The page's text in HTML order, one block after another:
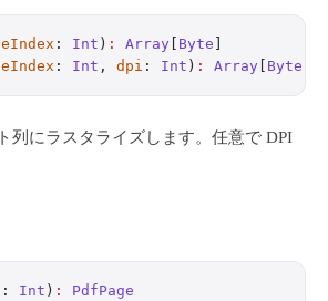
: Int ) : Array Byte
: Int , dpi : Int ) : Array Byte
列にラスタライズします。任意で DPI
: Int ) :
PdfPage